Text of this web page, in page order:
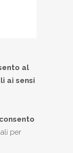
al
ai sensi
per